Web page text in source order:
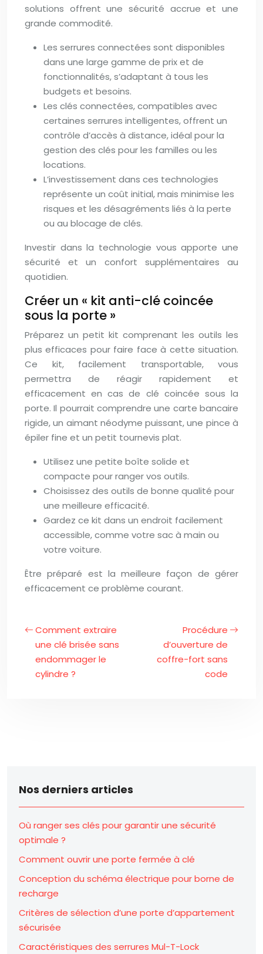
solutions offrent une sécurité accrue et une
grande commodité.
Les serrures connectées sont disponibles
dans une large gamme de prix et de
fonctionnalités, s’adaptant à tous les
budgets et besoins.
Les clés connectées, compatibles avec
certaines serrures intelligentes, offrent un
contrôle d’accès à distance, idéal pour la
gestion des clés pour les familles ou les
locations.
L’investissement dans ces technologies
représente un coût initial, mais minimise les
risques et les désagréments liés à la perte
ou au blocage de clés.
Investir dans la technologie vous apporte une
sécurité et un confort supplémentaires au
quotidien.
Créer un « kit anti-clé coincée
sous la porte »
Préparez un petit kit comprenant les outils les
plus efficaces pour faire face à cette situation.
Ce kit, facilement transportable, vous
permettra de réagir rapidement et
efficacement en cas de clé coincée sous la
porte. Il pourrait comprendre une carte bancaire
rigide, un aimant néodyme puissant, une pince à
épiler fine et un petit tournevis plat.
Utilisez une petite boîte solide et
compacte pour ranger vos outils.
Choisissez des outils de bonne qualité pour
une meilleure efficacité.
Gardez ce kit dans un endroit facilement
accessible, comme votre sac à main ou
votre voiture.
Être préparé est la meilleure façon de gérer
efficacement ce problème courant.
Comment extraire
une clé brisée sans
endommager le
cylindre ?
Procédure
d’ouverture de
coffre-fort sans
code
Nos derniers articles
Où ranger ses clés pour garantir une sécurité
optimale ?
Comment ouvrir une porte fermée à clé
Conception du schéma électrique pour borne de
recharge
Critères de sélection d’une porte d’appartement
sécurisée
Caractéristiques des serrures Mul-T-Lock